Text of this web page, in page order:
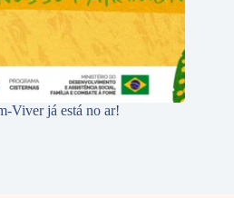
Viver já está no ar!